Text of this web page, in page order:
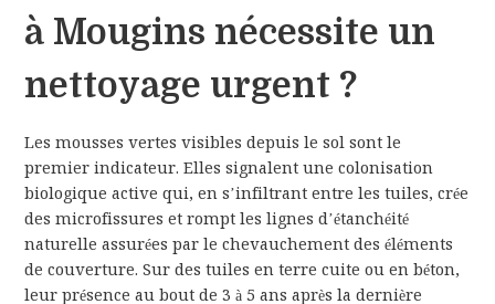
à Mougins nécessite un
nettoyage urgent ?
Les mousses vertes visibles depuis le sol sont le
premier indicateur. Elles signalent une colonisation
biologique active qui, en s’infiltrant entre les tuiles, crée
des microfissures et rompt les lignes d’étanchéité
naturelle assurées par le chevauchement des éléments
de couverture. Sur des tuiles en terre cuite ou en béton,
leur présence au bout de 3 à 5 ans après la dernière